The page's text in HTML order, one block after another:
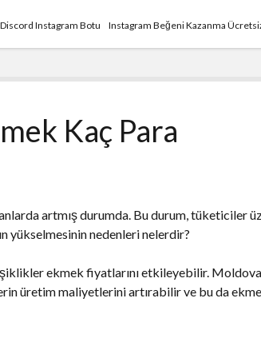
Discord Instagram Botu Instagram Beğeni Kazanma
Kaç Para
artmış durumda. Bu durum, tüketiciler
yükselmesinin nedenleri nelerdir?
ekmek fiyatlarını etkileyebilir.
üretim maliyetlerini artırabilir ve bu da